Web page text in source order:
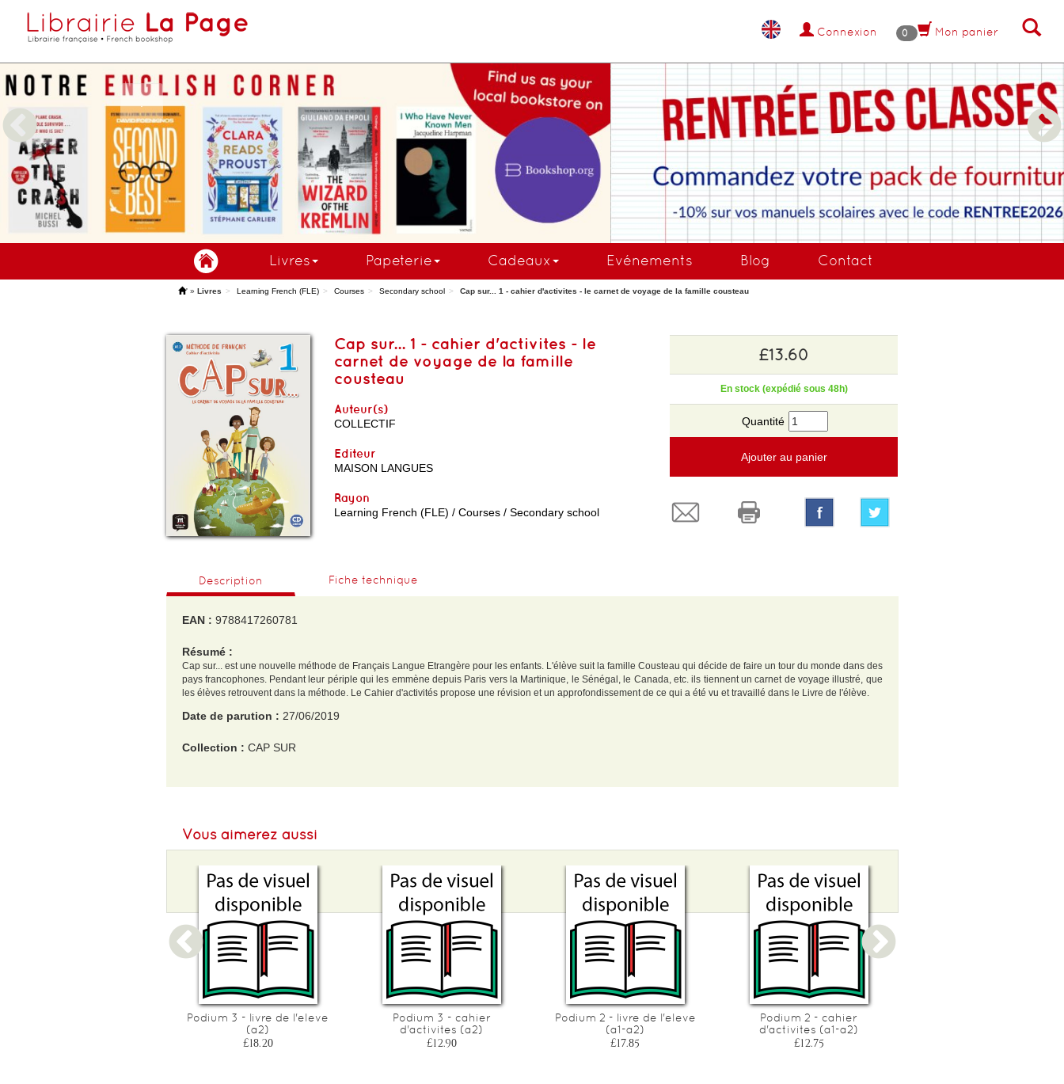
Connexion 0 Mon panier
COMMANDEZ MAINTENANT !
Livres Papeterie Cadeaux Evénements Blog Contact
'» Livres Learning French (FLE) Courses Secondary school Cap sur... 1 - cahier d'activites - le carnet de voyage de la famille cousteau
Cap sur... 1 - cahier d'activites - le
carnet de voyage de la famille
cousteau
Auteur(s)
COLLECTIF
Editeur
MAISON LANGUES
Rayon
Learning French (FLE) / Courses / Secondary school
£13.60
En stock (expédié sous 48h)
Quantité
Ajouter au panier
Description Fiche technique
EAN : 9788417260781
Résumé :
Cap sur... est une nouvelle méthode de Français Langue Etrangère pour les enfants. L'élève suit la famille Cousteau qui décide de faire un tour du monde dans des
pays francophones. Pendant leur périple qui les emmène depuis Paris vers la Martinique, le Sénégal, le Canada, etc. ils tiennent un carnet de voyage illustré, que
les élèves retrouvent dans la méthode. Le Cahier d'activités propose une révision et un approfondissement de ce qui a été vu et travaillé dans le Livre de l'élève.
Date de parution : 27/06/2019
Collection : CAP SUR
Format L :298
Poids : 349 g
Epaisseur :9
Vous aimerez aussi
Podium 3 - livre de l'eleve
(a2)
£18.20
Podium 3 - cahier
d'activites (a2)
£12.90
Podium 2 - livre de l'eleve
(a1-a2)
£17.85
Podium 2 - cahier
d'activites (a1-a2)
£12.75